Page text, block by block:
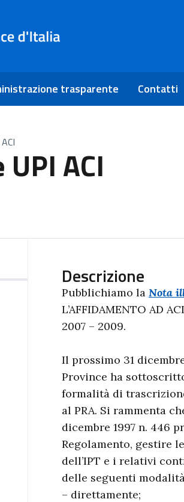
trasparente Contatti
ACI
Descrizione
Pubblichiamo la Nota
L’AFFIDAMENTO AD
2007 – 2009.
Il prossimo 31
Province ha
formalità di
al PRA. Si rammenta
dicembre 1997 n. 446
Regolamento, gestire
dell’IPT e i relativi
delle seguenti
– direttamente;